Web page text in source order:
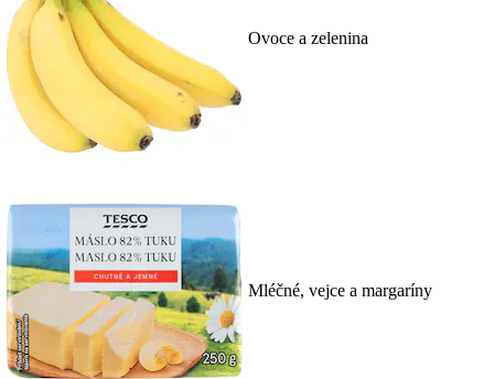
Ovoce a zelenina
Mléčné, vejce a margaríny